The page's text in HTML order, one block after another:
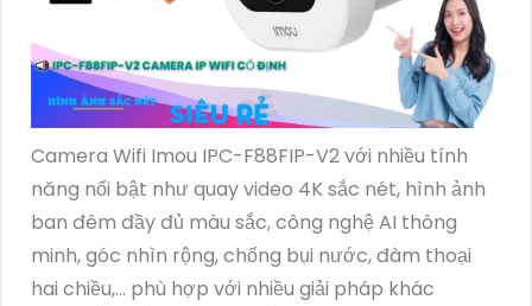
Camera Wifi Imou IPC-F88FIP-V2 với nhiều tính
năng nổi bật như quay video 4K sắc nét, hình ảnh
ban đêm đầy đủ màu sắc, công nghệ AI thông
minh, góc nhìn rộng, chống bụi nước, đàm thoại
hai chiều,... phù hợp với nhiều giải pháp khác